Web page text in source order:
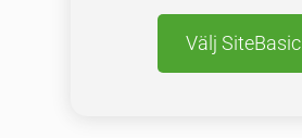
Välj SiteBasic